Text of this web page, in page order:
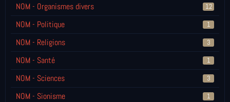
NOM - Organismes divers 12
NOM - Politique 1
NOM - Religions 3
NOM - Santé 1
NOM - Sciences 3
NOM - Sionisme 1